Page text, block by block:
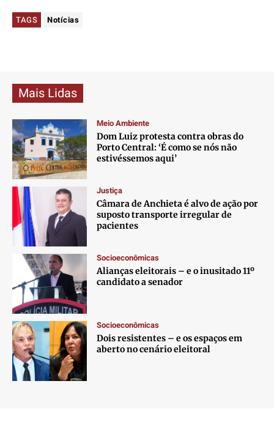
TAGS Notícias
Mais Lidas
Meio Ambiente
Dom Luiz protesta contra obras do
Porto Central: ‘É como se nós não
estivéssemos aqui’
Justiça
Câmara de Anchieta é alvo de ação por
suposto transporte irregular de
pacientes
Socioeconômicas
Alianças eleitorais – e o inusitado 11º
candidato a senador
Socioeconômicas
Dois resistentes – e os espaços em
aberto no cenário eleitoral